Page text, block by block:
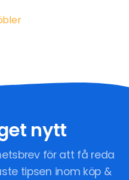
nytt
för att få reda
tipsen inom köp &